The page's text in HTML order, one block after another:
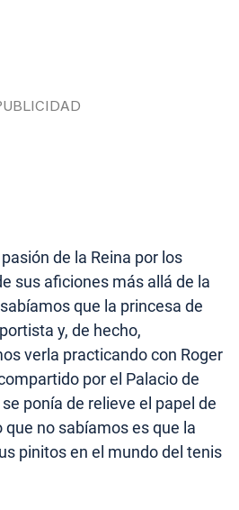
de la Reina por los
sus aficiones más allá de la
que la princesa de
y, de hecho,
verla practicando con Roger
por el Palacio de
ponía de relieve el papel de
que no sabíamos es que la
pinitos en el mundo del tenis